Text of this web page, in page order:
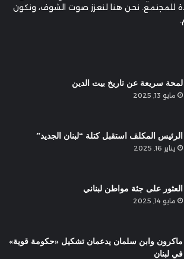
للمجتمع. نحن هنا لنعزز صوت الشوف، ونكون
لمحة سريعة عن تاريخ بيت الدين
مايو 13, 2025
الرئيس المكلف استقبل كتلة “لبنان الجديد”
يناير 16, 2025
العثور على جثة مواطن لبناني
مايو 14, 2025
ماكرون وابن سلمان يدعمان تشكيل «حكومة قوية»
في لبنان